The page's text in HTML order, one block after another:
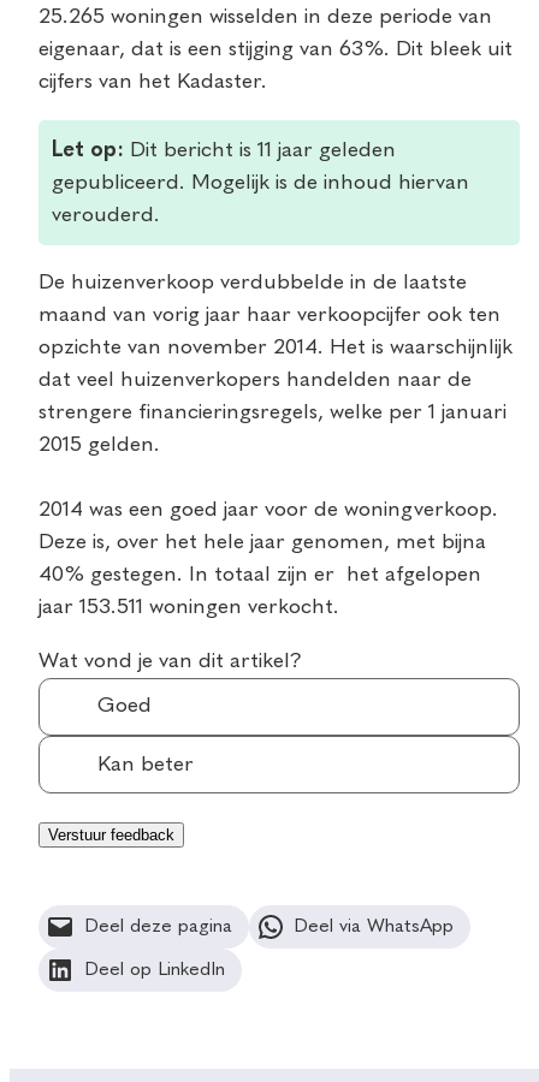
25.265 woningen wisselden in deze periode van
eigenaar, dat is een stijging van 63%. Dit bleek uit
cijfers van het Kadaster.
Let op: Dit bericht is 11 jaar geleden
gepubliceerd. Mogelijk is de inhoud hiervan
verouderd.
De huizenverkoop verdubbelde in de laatste
maand van vorig jaar haar verkoopcijfer ook ten
opzichte van november 2014. Het is waarschijnlijk
dat veel huizenverkopers handelden naar de
strengere financieringsregels, welke per 1 januari
2015 gelden.
2014 was een goed jaar voor de woningverkoop.
Deze is, over het hele jaar genomen, met bijna
40% gestegen. In totaal zijn er het afgelopen
jaar 153.511 woningen verkocht.
Wat vond je van dit artikel?
Goed
Kan beter
Deel deze pagina Deel via WhatsApp
Deel op LinkedIn